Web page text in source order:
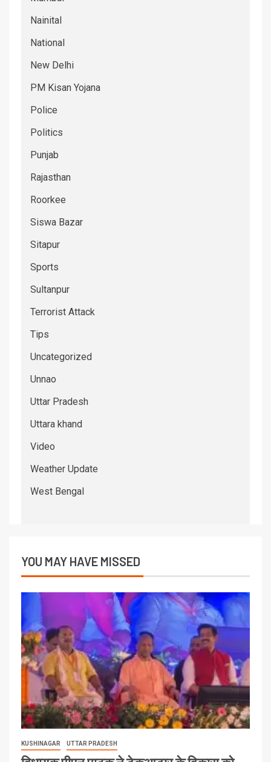
Nainital
National
New Delhi
PM Kisan Yojana
Police
Politics
Punjab
Rajasthan
Roorkee
Siswa Bazar
Sitapur
Sports
Sultanpur
Terrorist Attack
Tips
Uncategorized
Unnao
Uttar Pradesh
Uttara khand
Video
Weather Update
West Bengal
YOU MAY HAVE MISSED
KUSHINAGAR UTTAR PRADESH